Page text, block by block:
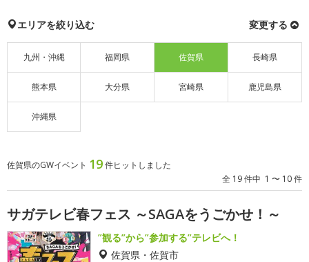
エリアを絞り込む 変更する
九州・沖縄 福岡県 佐賀県 長崎県
熊本県 大分県 宮崎県 鹿児島県
沖縄県
佐賀県のGWイベント 19件ヒットしました
全 19 件中 1 〜 10 件
サガテレビ春フェス ～SAGAをうごかせ！～
”観る”から”参加する”テレビへ！
佐賀県・佐賀市